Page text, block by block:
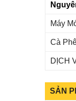
Máy
Cà
DỊCH
SẢN